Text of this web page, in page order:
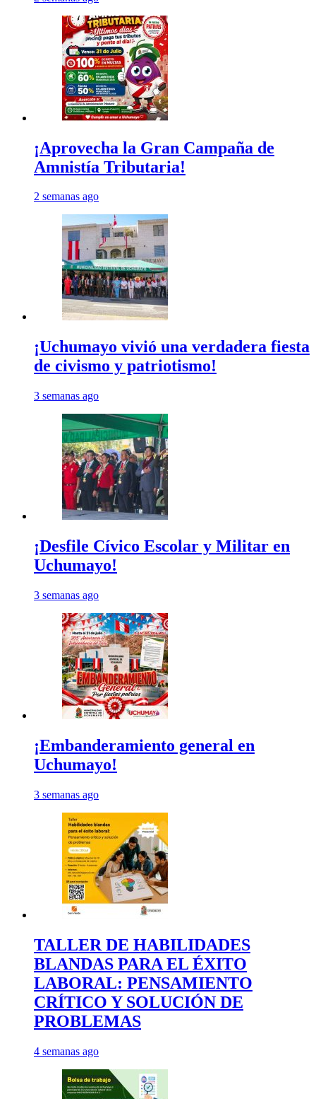
¡Aprovecha la Gran Campaña de
Amnistía Tributaria!
2 semanas ago
¡Uchumayo vivió una verdadera fiesta
de civismo y patriotismo!
3 semanas ago
¡Desfile Cívico Escolar y Militar en
Uchumayo!
3 semanas ago
¡Embanderamiento general en
Uchumayo!
3 semanas ago
TALLER DE HABILIDADES
BLANDAS PARA EL ÉXITO
LABORAL: PENSAMIENTO
CRÍTICO Y SOLUCIÓN DE
PROBLEMAS
4 semanas ago